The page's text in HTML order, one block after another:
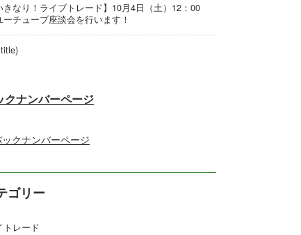
きなり！ライブトレード】10月4日（土）12：00
ーチューブ座談会を行います！
クナンバーページ
クナンバーページ
ゴリー
トレード